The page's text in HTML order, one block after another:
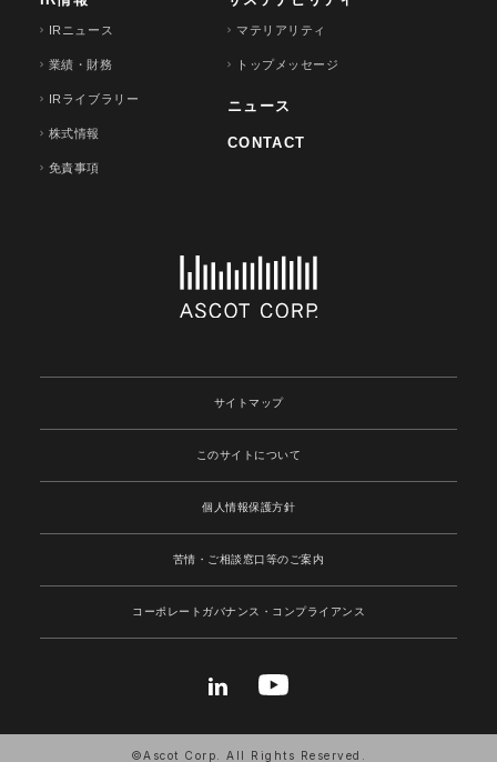
IRニュース
業績・財務
IRライブラリー
株式情報
免責事項
マテリアリティ
トップメッセージ
ニュース
CONTACT
サイトマップ
このサイトについて
個人情報保護方針
苦情・ご相談窓口等のご案内
コーポレートガバナンス ・コンプライアンス
©Ascot Corp. All Rights Reserved.